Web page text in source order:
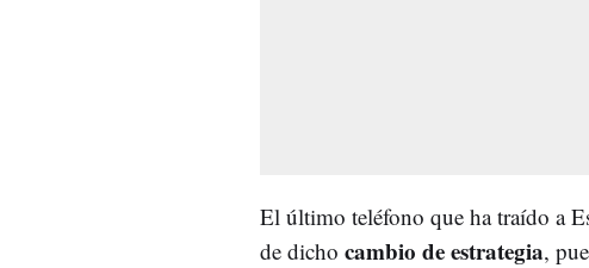
El último teléfono que ha traído a
de dicho cambio de estrategia,